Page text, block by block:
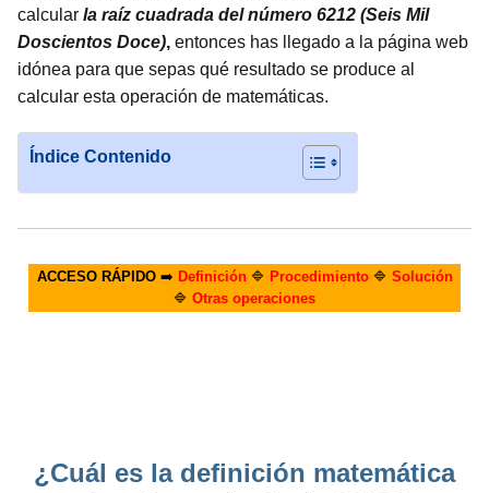
calcular la raíz cuadrada del número 6212 (Seis Mil
Doscientos Doce), entonces has llegado a la página web
idónea para que sepas qué resultado se produce al
calcular esta operación de matemáticas.
Índice Contenido
ACCESO RÁPIDO➡️ Definición🔷 Procedimiento🔷 Solución
🔷 Otras operaciones
¿Cuál es la definición matemática